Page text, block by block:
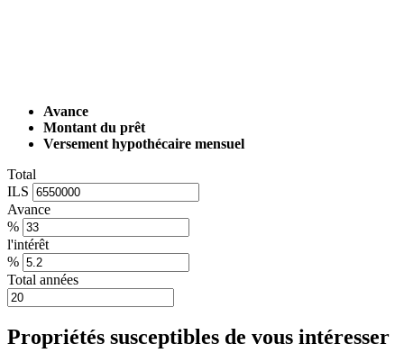
Avance
Montant du prêt
Versement hypothécaire mensuel
Total
ILS
Avance
%
l'intérêt
%
Total années
Propriétés susceptibles de vous intéresser